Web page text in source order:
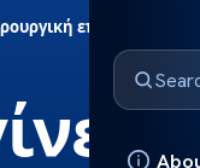
επέμβαση